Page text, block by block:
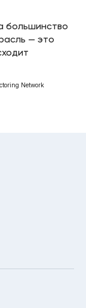
большинство
— это
Network